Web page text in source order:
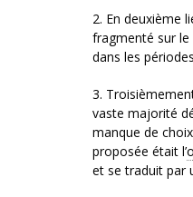
2. En deuxième
fragmenté sur le
dans les
3.
vaste majorité
manque de
proposée était l’
et se traduit par